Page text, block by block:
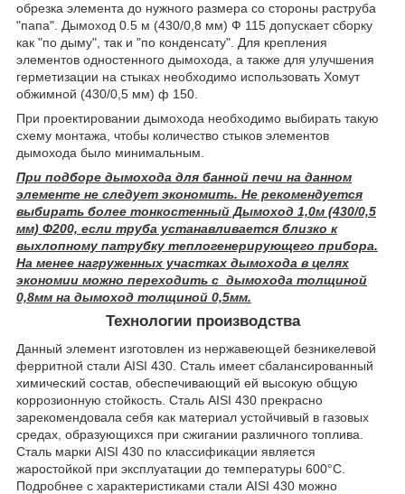
обрезка элемента до нужного размера со стороны раструба
"папа". Дымоход 0.5 м (430/0,8 мм) Ф 115 допускает сборку
как "по дыму", так и "по конденсату". Для крепления
элементов одностенного дымохода, а также для улучшения
герметизации на стыках необходимо использовать Хомут
обжимной (430/0,5 мм) ф 150.
При проектировании дымохода необходимо выбирать такую
схему монтажа, чтобы количество стыков элементов
дымохода было минимальным.
При подборе дымохода для банной печи на данном
элементе не следует экономить. Не рекомендуется
выбирать более тонкостенный Дымоход 1,0м (430/0,5
мм) Ф200, если труба устанавливается близко к
выхлопному патрубку теплогенерирующего прибора.
На менее нагруженных участках дымохода в целях
экономии можно переходить с дымохода толщиной
0,8мм на дымоход толщиной 0,5мм.
Технологии производства
Данный элемент изготовлен из нержавеющей безникелевой
ферритной стали AISI 430. Сталь имеет сбалансированный
химический состав, обеспечивающий ей высокую общую
коррозионную стойкость. Сталь AISI 430 прекрасно
зарекомендовала себя как материал устойчивый в газовых
средах, образующихся при сжигании различного топлива.
Сталь марки AISI 430 по классификации является
жаростойкой при эксплуатации до температуры 600°C.
Подробнее с характеристиками стали AISI 430 можно